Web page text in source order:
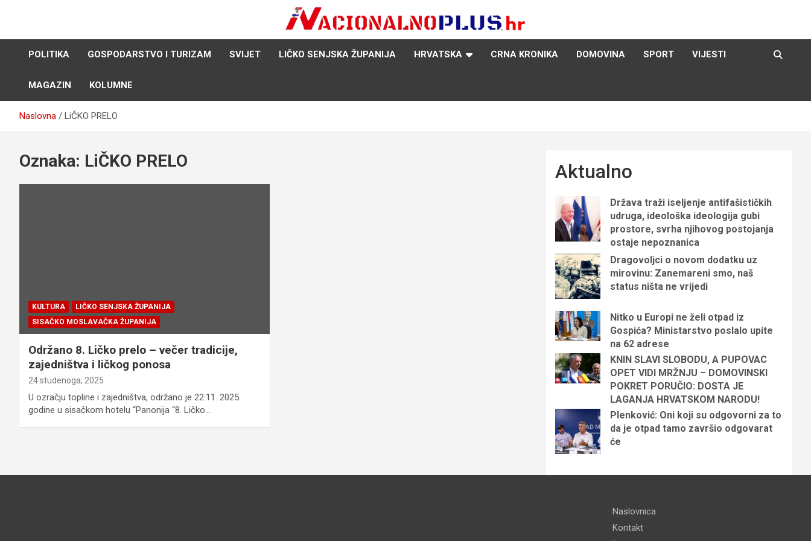
NacionalnoPlus.hr
Nacija želi znati više
POLITIKA
GOSPODARSTVO I TURIZAM SVIJET LIČKO SENJSKA ŽUPANIJA HRVATSKA CRNA KRONIKA DOMOVINA SPORT VIJESTI
MAGAZIN KOLUMNE
Naslovna LiČKO PRELO
Oznaka: LiČKO PRELO
KULTURA
LIČKO SENJSKA ŽUPANIJA
SISAČKO MOSLAVAČKA ŽUPANIJA
Održano 8. Ličko prelo – večer tradicije,
zajedništva i ličkog ponosa
24 studenoga, 2025
U ozračju topline i zajedništva, održano je 22.11. 2025.
godine u sisačkom hotelu “Panonija “8. Ličko…
Aktualno
Država traži iseljenje antifašističkih
udruga, ideološka ideologija gubi
prostore, svrha njihovog postojanja
ostaje nepoznanica
Dragovoljci o novom dodatku uz
mirovinu: Zanemareni smo, naš
status ništa ne vrijedi
Nitko u Europi ne želi otpad iz
Gospića? Ministarstvo poslalo upite
na 62 adrese
KNIN SLAVI SLOBODU, A PUPOVAC
OPET VIDI MRŽNJU – DOMOVINSKI
POKRET PORUČIO: DOSTA JE
LAGANJA HRVATSKOM NARODU!
Plenković: Oni koji su odgovorni za to
da je otpad tamo završio odgovarat
će
Naslovnica
Kontakt